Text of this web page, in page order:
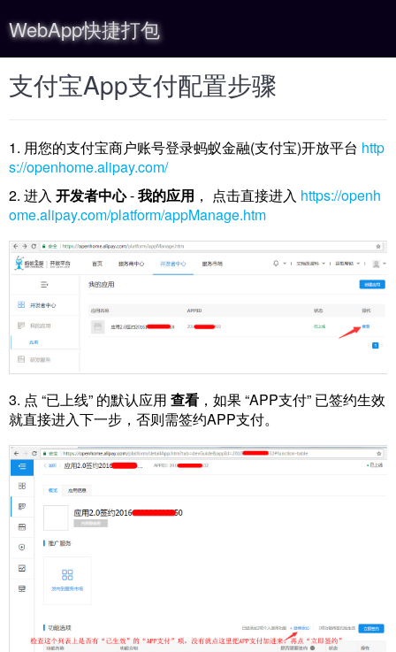
WebApp快捷打包
支付宝App支付配置步骤
1. 用您的支付宝商户账号登录蚂蚁金融(支付宝)开放平台 http
s://openhome.alipay.com/
2. 进入 开发者中心-我的应用 ， 点击直接进入 https://openh
ome.alipay.com/platform/appManage.htm
3. 点 “已上线” 的默认应用 查看 ，如果 “APP支付” 已签约生效
就直接进入下一步，否则需签约APP支付。